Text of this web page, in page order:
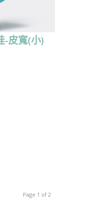
-皮寬(小)
Page 1 of 2